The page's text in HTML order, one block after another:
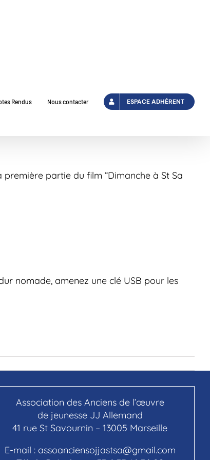
Rendus Nous contacter ESPACE ADHÉRENT
partie du film “Dimanche à St Sa
nomade, amenez une clé USB pour les
Association des Anciens de l’œuvre
de jeunesse JJ Allemand
41 rue St Savournin – 13005 Marseille
E-mail : assoanciensojjastsa@gmail.com